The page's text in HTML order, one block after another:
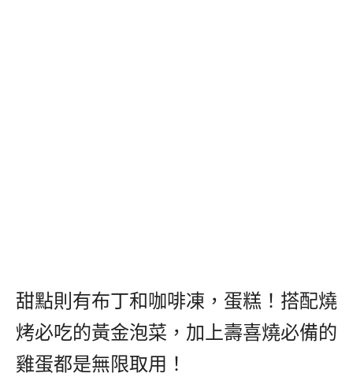
甜點則有布丁和咖啡凍，蛋糕！搭配燒
烤必吃的黃金泡菜，加上壽喜燒必備的
雞蛋都是無限取用！